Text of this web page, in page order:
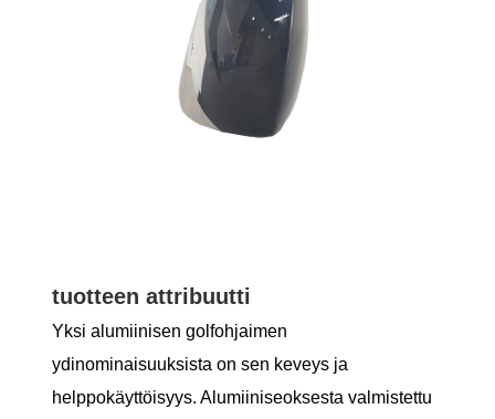
tuotteen attribuutti
Yksi alumiinisen golfohjaimen
ydinominaisuuksista on sen keveys ja
helppokäyttöisyys. Alumiiniseoksesta valmistettu